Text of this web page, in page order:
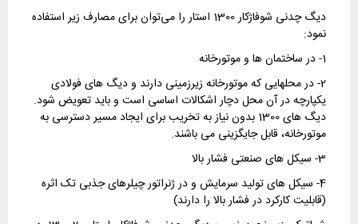
دیگ چدنی شوفاژکار 1300 استار را می‌توان برای مصارف زیر استفاده
نمود:
1- در ساختمان ها و موتورخانه
2- در محلهایی که موتورخانه زیرزمینی دارند و دیگ های فولادی
یکپارچه در آن محل دچار اشکالات اساسی است و باید تعویض شود.
دیگ های 1300 بدون نیاز به تخریب برای ایجاد مسیر دسترسی به
موتورخانه، قابل جایگزینی می باشند.
3- سیکل های صنعتی فشار بالا
4- سیکل های تولید سرمایش و در ژنراتور چیلرهای جذبی تک اثره
(قابلیت کارکرد در فشار بالا را دارند)